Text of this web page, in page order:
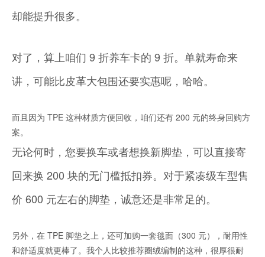
却能提升很多。
对了，算上咱们 9 折养车卡的 9 折。单就寿命来
讲，可能比皮革大包围还要实惠呢，哈哈。
而且因为 TPE 这种材质方便回收，咱们还有 200 元的终身回购方
案。
无论何时，您要换车或者想换新脚垫，可以直接寄
回来换 200 块的无门槛抵扣券。对于紧凑级车型售
价 600 元左右的脚垫，诚意还是非常足的。
另外，在 TPE 脚垫之上，还可加购一套毯面（300 元），耐用性
和舒适度就更棒了。我个人比较推荐圈绒编制的这种，很厚很耐